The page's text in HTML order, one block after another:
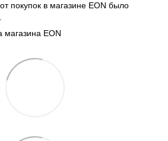
покупок в магазине EON было
EON